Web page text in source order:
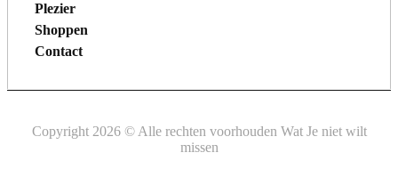
Plezier
Shoppen
Contact
Copyright 2026 © Alle rechten voorhouden Wat Je niet wilt
missen